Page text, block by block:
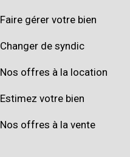
Faire gérer votre bien
Changer de syndic
Nos offres à la location
Estimez votre bien
Nos offres à la vente